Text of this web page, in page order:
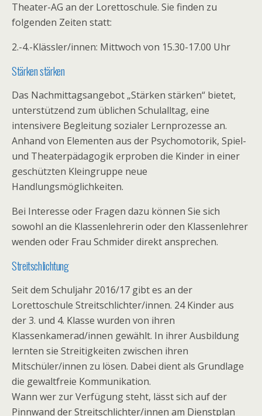
Theater-AG an der Lorettoschule. Sie finden zu
folgenden Zeiten statt:
2.-4.-Klässler/innen: Mittwoch von 15.30-17.00 Uhr
Stärken stärken
Das Nachmittagsangebot „Stärken stärken“ bietet,
unterstützend zum üblichen Schulalltag, eine
intensivere Begleitung sozialer Lernprozesse an.
Anhand von Elementen aus der Psychomotorik, Spiel-
und Theaterpädagogik erproben die Kinder in einer
geschützten Kleingruppe neue
Handlungsmöglichkeiten.
Bei Interesse oder Fragen dazu können Sie sich
sowohl an die Klassenlehrerin oder den Klassenlehrer
wenden oder Frau Schmider direkt ansprechen.
Streitschlichtung
Seit dem Schuljahr 2016/17 gibt es an der
Lorettoschule Streitschlichter/innen. 24 Kinder aus
der 3. und 4. Klasse wurden von ihren
Klassenkamerad/innen gewählt. In ihrer Ausbildung
lernten sie Streitigkeiten zwischen ihren
Mitschüler/innen zu lösen. Dabei dient als Grundlage
die gewaltfreie Kommunikation.
Wann wer zur Verfügung steht, lässt sich auf der
Pinnwand der Streitschlichter/innen am Dienstplan